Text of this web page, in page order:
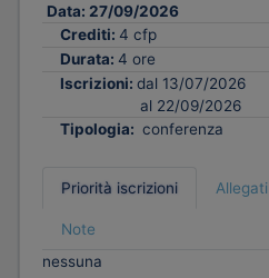
Data: 27/09/2026
Crediti: 4 cfp
Durata: 4 ore
Iscrizioni: dal 13/07/2026
al 22/09/2026
Tipologia: conferenza
Priorità iscrizioni Allegati
Note
nessuna